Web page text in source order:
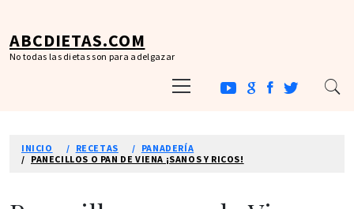
contenido
ABCDIETAS.COM
No todas las dietas son para adelgazar
principal
INICIO RECETAS
PANADERÍA
PANECILLOS O PAN DE VIENA ¡SANOS Y RICOS!